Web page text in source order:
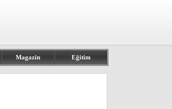
Magazin Eğitim